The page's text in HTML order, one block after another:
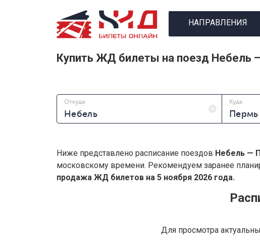
НАПРАВЛЕНИЯ
Купить ЖД билеты на поезд Небель
Откуда Куда
Ниже представлено расписание поездов Небель —
московскому времени. Рекомендуем заранее
продажа ЖД билетов на 5 ноября 2026 года.
Для просмотра